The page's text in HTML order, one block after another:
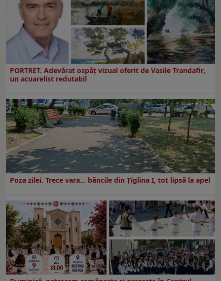
PORTRET. Adevărat ospăț vizual oferit de Vasile Trandafir,
un acuarelist redutabil
Poza zilei. Trece vara… băncile din Ţiglina I, tot lipsă la apel